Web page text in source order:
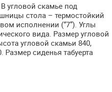
угловой скамье под
стола – термостойкий
исполнении (“7”). Углы
вида. Размер угловой
угловой скамьи 840,
сиденья табуерта